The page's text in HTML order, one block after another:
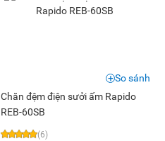
Chăn đệm điện sưởi ấm Rapido
REB-60SB
(6)
So sánh